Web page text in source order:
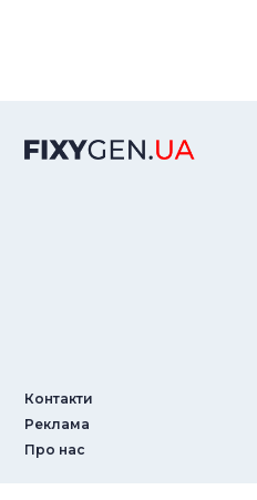
Контакти
Реклама
Про нас